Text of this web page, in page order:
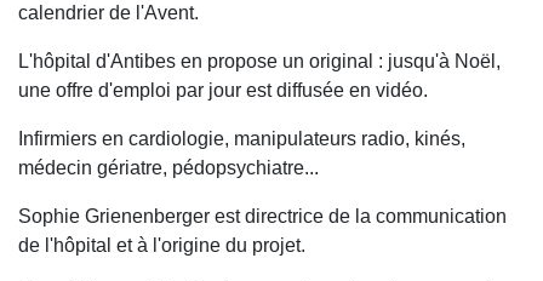
calendrier de l'Avent.
L'hôpital d'Antibes en propose un original : jusqu'à Noël,
une offre d'emploi par jour est diffusée en vidéo.
Infirmiers en cardiologie, manipulateurs radio, kinés,
médecin gériatre, pédopsychiatre...
Sophie Grienenberger est directrice de la communication
de l'hôpital et à l'origine du projet.